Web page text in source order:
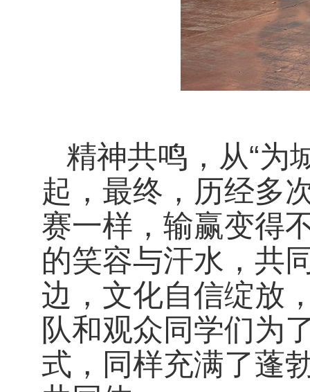
精神共鸣，从“为
起，最终，历经多
赛一样，输赢变得
的笑容与汗水，共
边，文化自信绽放
队和观众同学们为
式，同样充满了蓬